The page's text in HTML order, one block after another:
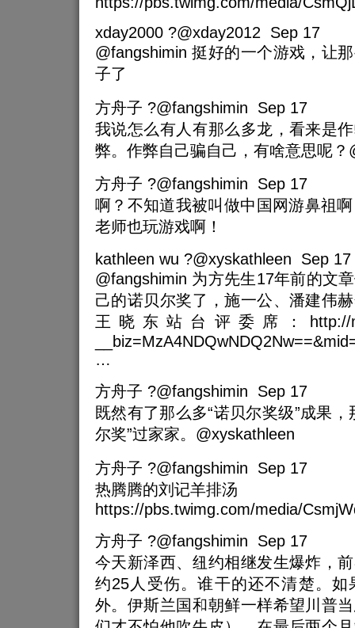
xday2000 ?@xday2012 Sep 17
@fangshimin 挺好的一个游戏，让
子了
方舟子 ?@fangshimin Sep 17
我说怎么有人有那么多龙，看来是
弊。作弊自己骗自己，有啥意思呢？
方舟子 ?@fangshimin Sep 17
啊？不知道我被叫做中国网游鼻祖
老师也玩游戏啊！
kathleen wu ?@xyskathleen Sep 17
@fangshimin 为方先生17年前的文
己的诺贝尔奖了，施一公、潘建伟
王晓东站台评委席：http://
…
方舟子 ?@fangshimin Sep 17
既然有了那么多“诺贝尔奖级”成果
尔奖”过家家。@xyskathleen
方舟子 ?@fangshimin Sep 17
热腾腾的刘记羊排汤
https://pbs.twimg.com/media/
方舟子 ?@fangshimin Sep 17
今天新泽西、纽约相继发生爆炸，
约25人受伤。谁干的还不清楚。如
外。伊斯兰国和朝鲜一样希望川普